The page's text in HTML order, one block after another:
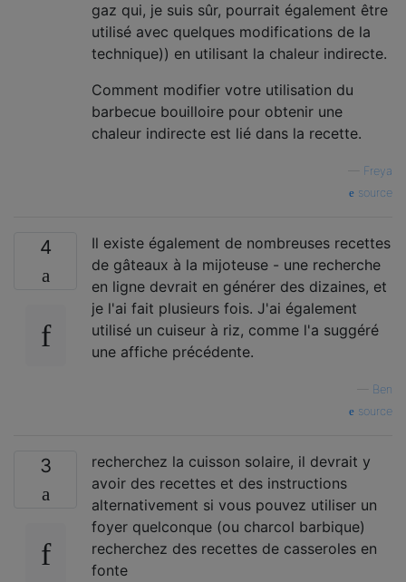
gaz qui, je suis sûr, pourrait également être
utilisé avec quelques modifications de la
technique)) en utilisant la chaleur indirecte.
Comment modifier votre utilisation du
barbecue bouilloire pour obtenir une
chaleur indirecte est lié dans la recette.
Freya
source
4
Il existe également de nombreuses recettes
de gâteaux à la mijoteuse - une recherche
en ligne devrait en générer des dizaines, et
je l'ai fait plusieurs fois. J'ai également
utilisé un cuiseur à riz, comme l'a suggéré
une affiche précédente.
Ben
source
3
recherchez la cuisson solaire, il devrait y
avoir des recettes et des instructions
alternativement si vous pouvez utiliser un
foyer quelconque (ou charcol barbique)
recherchez des recettes de casseroles en
fonte